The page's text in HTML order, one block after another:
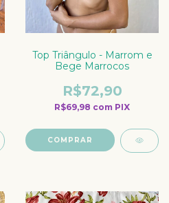
Top Triângulo - Marrom e
Bege Marrocos
R$72,90
R$69,98 com PIX
COMPRAR